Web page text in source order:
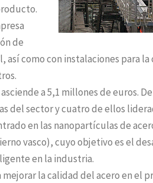
de
como con instalaciones para
a 5,1 millones de euros.
del sector y cuatro de ellos
en las nanopartículas de
vasco), cuyo objetivo es el
en la industria.
la calidad del acero en el